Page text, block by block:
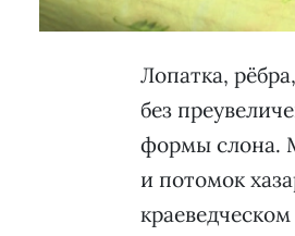
Лопатка,
без
формы слона.
и потомок